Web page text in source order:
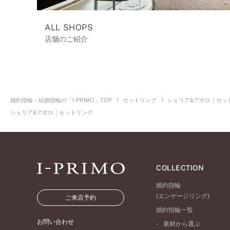
ALL SHOPS
店舗のご紹介
婚約指輪・結婚指輪の「I-PRIMO」TOP セットリング
シェリア&アポロ｜セッ
シェリア&アポロ｜セットリング
ご来店予約
お問い合わせ
COLLECTION
婚約指輪
(エンゲージリング)
婚約指輪一覧
素材から選ぶ